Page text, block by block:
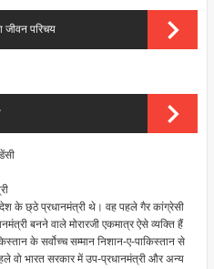
जीवन परिचय
देश के छ्ठे प्रधानमंत्री थे। वह पहले गैर कांग्रेसी
बनने वाले मोरारजी एकमात्र ऐसे व्यक्ति हैं
के सर्वोच्च सम्मान निशान-ए-पाकिस्तान से
वो भारत सरकार में उप-प्रधानमंत्री और अन्य